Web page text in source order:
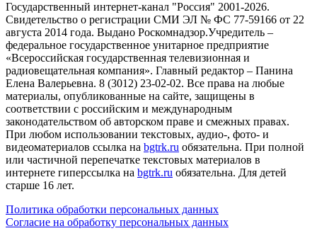
Государственный интернет-канал "Россия" 2001-2026.
Cвидетельство о регистрации СМИ ЭЛ № ФС 77-59166 от 22
августа 2014 года. Выдано Роскомнадзор.Учредитель –
федеральное государственное унитарное предприятие
«Всероссийская государственная телевизионная и
радиовещательная компания». Главный редактор – Панина
Елена Валерьевна. 8 (3012) 23-02-02. Все права на любые
материалы, опубликованные на сайте, защищены в
соответствии с российским и международным
законодательством об авторском праве и смежных правах.
При любом использовании текстовых, аудио-, фото- и
видеоматериалов ссылка на bgtrk.ru обязательна. При полной
или частичной перепечатке текстовых материалов в
интернете гиперссылка на bgtrk.ru обязательна. Для детей
старше 16 лет.
Политика обработки персональных данных
Согласие на обработку персональных данных